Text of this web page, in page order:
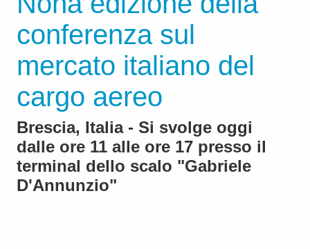
conferenza sul
mercato italiano del
cargo aereo
Brescia, Italia - Si svolge oggi
dalle ore 11 alle ore 17 presso il
terminal dello scalo "Gabriele
D'Annunzio"